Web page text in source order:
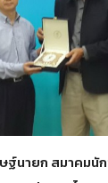
ฐ์นายก สมาคม